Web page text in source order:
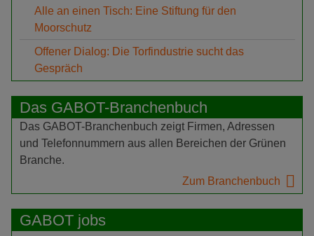
Alle an einen Tisch: Eine Stiftung für den
Moorschutz
Offener Dialog: Die Torfindustrie sucht das
Gespräch
Das GABOT-Branchenbuch
Das GABOT-Branchenbuch zeigt Firmen, Adressen
und Telefonnummern aus allen Bereichen der Grünen
Branche.
Zum Branchenbuch
GABOT jobs